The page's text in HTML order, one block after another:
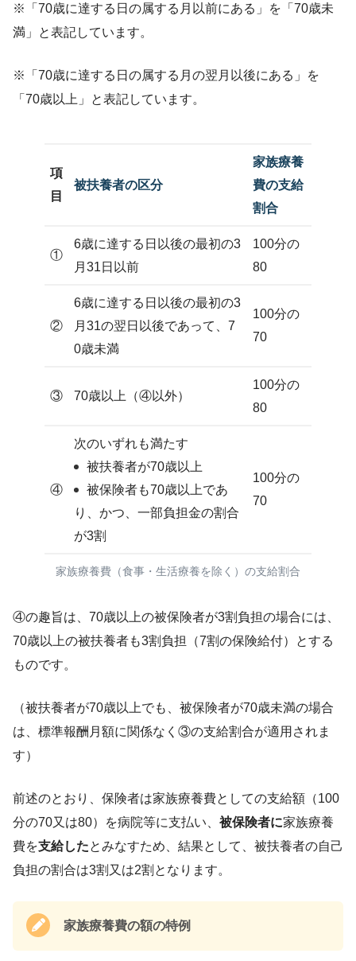
※「70歳に達する日の属する月以前にある」を「70歳未
満」と表記しています。
※「70歳に達する日の属する月の翌月以後にある」を
「70歳以上」と表記しています。
項
目
被扶養者の区分
家族療養
費の支給
割合
①
6歳に達する日以後の最初の3
月31日以前
100分の
80
②
6歳に達する日以後の最初の3
月31の翌日以後であって、7
0歳未満
100分の
70
③ 70歳以上（④以外）
100分の
80
④
次のいずれも満たす
被扶養者が70歳以上
被保険者も70歳以上であ
り、かつ、一部負担金の割合
が3割
100分の
70
家族療養費（食事・生活療養を除く）の支給割合
④の趣旨は、70歳以上の被保険者が3割負担の場合には、
70歳以上の被扶養者も3割負担（7割の保険給付）とする
ものです。
（被扶養者が70歳以上でも、被保険者が70歳未満の場合
は、標準報酬月額に関係なく③の支給割合が適用されま
す）
前述のとおり、保険者は家族療養費としての支給額（100
分の70又は80）を病院等に支払い、 被保険者に家族療養
費を支給したとみなすため、結果として、被扶養者の自己
負担の割合は3割又は2割となります。
家族療養費の額の特例